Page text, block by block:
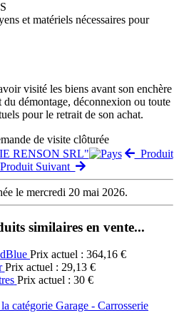
et matériels nécessaires pour
visité les biens avant son enchère
démontage, déconnexion ou toute
pour le retrait de son achat.
de visite clôturée
RENSON SRL"
Produit
Produit Suivant
le mercredi 20 mai 2026.
similaires en vente...
Prix actuel : 364,16 €
Prix actuel : 29,13 €
Prix actuel : 30 €
catégorie Garage - Carrosserie